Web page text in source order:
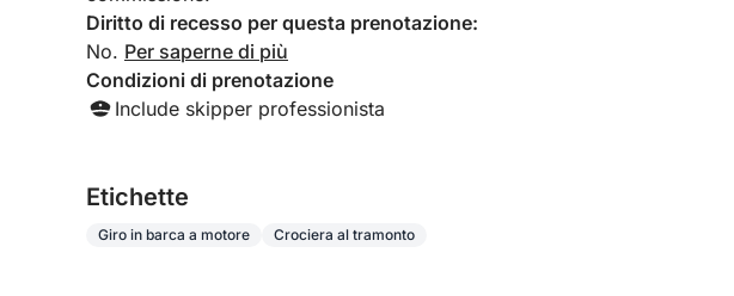
Diritto di recesso per questa prenotazione:
No. Per saperne di più
Condizioni di prenotazione
Include skipper professionista
Etichette
Giro in barca a motore Crociera al tramonto